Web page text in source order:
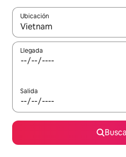
Ubicación
Cuando los resultados estén
Llegada
Salida